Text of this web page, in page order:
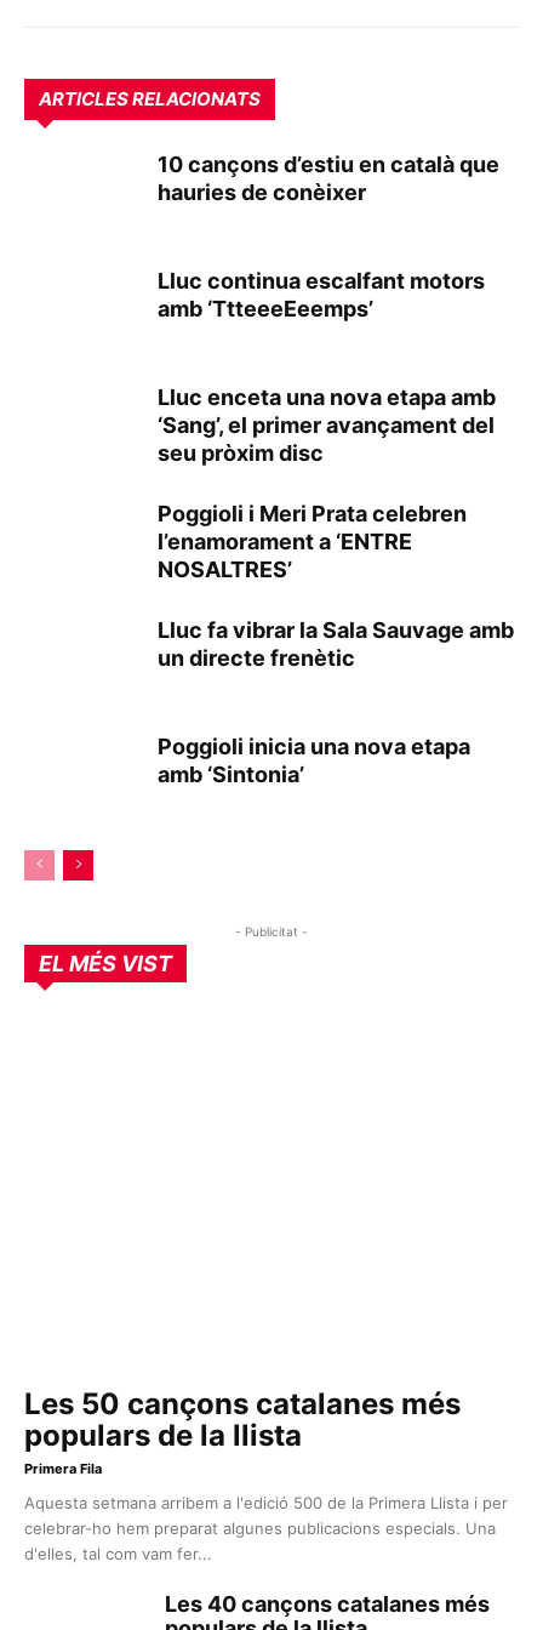
ARTICLES RELACIONATS
10 cançons d’estiu en català que
hauries de conèixer
Lluc continua escalfant motors
amb ‘TtteeeEeemps’
Lluc enceta una nova etapa amb
‘Sang’, el primer avançament del
seu pròxim disc
Poggioli i Meri Prata celebren
l’enamorament a ‘ENTRE
NOSALTRES’
Lluc fa vibrar la Sala Sauvage amb
un directe frenètic
Poggioli inicia una nova etapa
amb ‘Sintonia’
- Publicitat -
EL MÉS VIST
Les 50 cançons catalanes més
populars de la llista
Primera Fila
Aquesta setmana arribem a l'edició 500 de la Primera Llista i per
celebrar-ho hem preparat algunes publicacions especials. Una
d'elles, tal com vam fer...
Les 40 cançons catalanes més